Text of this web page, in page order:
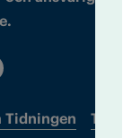
Tidningen